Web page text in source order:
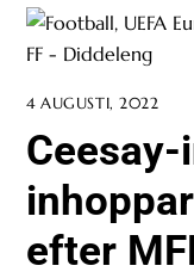
4 AUGUSTI, 2022
efter